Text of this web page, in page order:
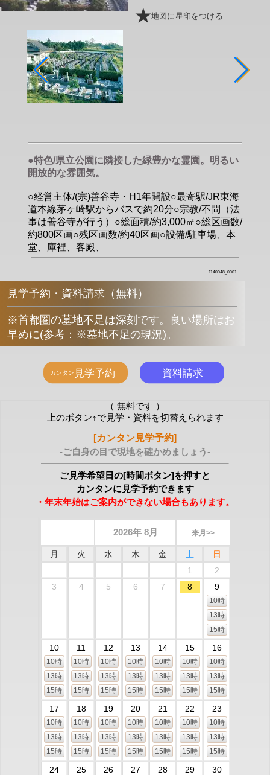
地図に星印をつける
●特色/県立公園に隣接した緑豊かな霊園。明るい
開放的な雰囲気。
○経営主体/(宗)善谷寺・H1年開設○最寄駅/JR東海
道本線茅ヶ崎駅からバスで約20分○宗教/不問（法
事は善谷寺が行う）○総面積/約3,000㎡○総区画数/
約800区画○残区画数/約40区画○設備/駐車場、本
堂、庫裡、客殿、
1140048_0001
見学予約・資料請求（無料）
※首都圏の墓地不足は深刻です。良い場所はお
早めに(参考：※墓地不足の現況)。
（ 無料です ）
上のボタン↑で見学・資料を切替えられます
[カンタン見学予約]
-ご自身の目で現地を確かめましょう-
ご見学希望日の[時間ボタン]を押すと
カンタンに見学予約できます
・年末年始はご案内ができない場合もあります。
2026年 8月 来月>>
月 火 水 木 金 土
日
1
2
3
4 5 6 7 8 9
10時
13時
15時
10
10時
13時
15時
11
10時
13時
15時
12
10時
13時
15時
13
10時
13時
15時
14
10時
13時
15時
15
10時
13時
15時
16
10時
13時
15時
17
10時
13時
15時
18
10時
13時
15時
19
10時
13時
15時
20
10時
13時
15時
21
10時
13時
15時
22
10時
13時
15時
23
10時
13時
15時
24 25 26 27 28 29 30